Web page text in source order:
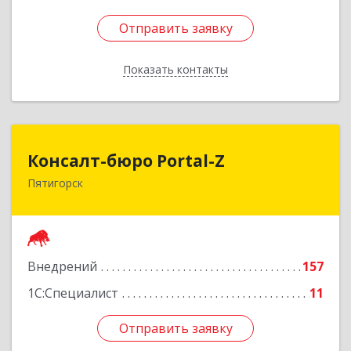
Отправить заявку
Показать контакты
Отправить заявку
Назад
Консалт-бюро Portal-Z
Пятигорск
Внедрений
157
1С:Специалист
11
Отправить заявку
357502, Ставропольский край, Пятигорск г,
Отправить заявку